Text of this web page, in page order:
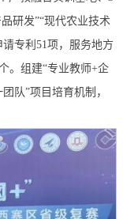
研发”“现代农业技术
专利51项，服务地方
。组建“专业教师+企
队”项目培育机制，